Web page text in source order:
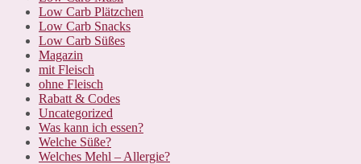
Low Carb Plätzchen
Low Carb Snacks
Low Carb Süßes
Magazin
mit Fleisch
ohne Fleisch
Rabatt & Codes
Uncategorized
Was kann ich essen?
Welche Süße?
Welches Mehl – Allergie?